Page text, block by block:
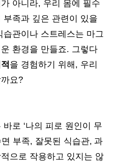
아니라, 우리 몸에 필수
부족과 깊은 관련이 있을
관이나 스트레스는 마그
환경을 만들죠. 그렇다
을 경험하기 위해, 우리
요?
로 ‘나의 피로 원인이 무
부족, 잘못된 식습관, 과
으로 작용하고 있지는 않